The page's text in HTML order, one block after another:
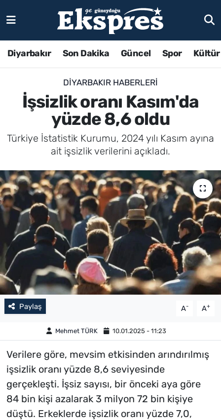
Diyarbakır Son Dakika Güncel Spor
DIYARBAKIR HABERLERI
İşsizlik oranı Kasım'da
yüzde 8,6 oldu
Türkiye İstatistik Kurumu, 2024 yılı Kasım ayına
ait işsizlik verilerini açıkladı.
Paylaş A- A+
Mehmet TÜRK 10.01.2025 - 11:23
Verilere göre, mevsim etkisinden arındırılmış
işsizlik oranı yüzde 8,6 seviyesinde
gerçekleşti. İşsiz sayısı, bir önceki aya göre
84 bin kişi azalarak 3 milyon 72 bin kişiye
düştü. Erkeklerde işsizlik oranı yüzde 7,0,